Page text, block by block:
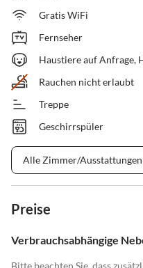
Gratis WiFi
Fernseher
Haustiere auf Anfrage,
Rauchen nicht erlaubt
Treppe
Geschirrspüler
Alle Zimmer/Ausstattungen
Preise
Verbrauchsabhängige